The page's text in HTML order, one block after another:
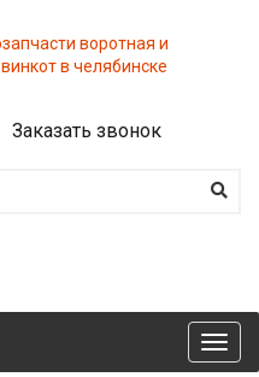
Заказать звонок